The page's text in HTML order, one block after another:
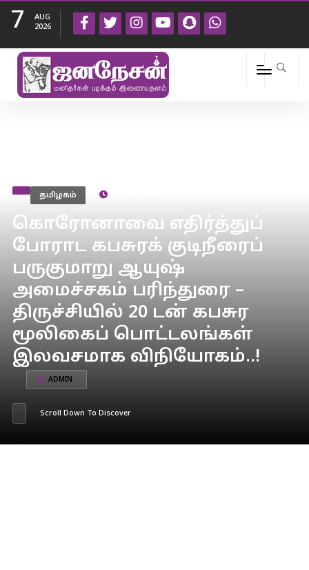
7
AUG
2026
தமிழகம்
கொரோனாவை எதிர்த்துப்
போராட கபசுரக் குடிநீரைப்
பருகுமாறு ஆயுஷ்
அமைச்சகம் பரிந்துரை –
திருச்சியில் 20 டன் கபசுர
மூலிகைப் பொட்டலங்கள்
இலவசமாக விநியோகம்..!
ADMIN
Scroll Down To Discover